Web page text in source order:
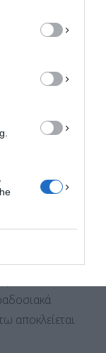
Άλλες δύο
είναι
δεν έμαθα
παντοπωλεία
πόλεμος
υπήρχει και
σε ένα
αποκλείεται